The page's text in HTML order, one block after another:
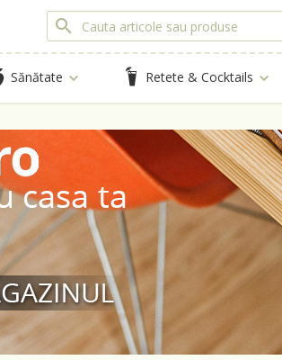
Sănătate Retete & Cocktails